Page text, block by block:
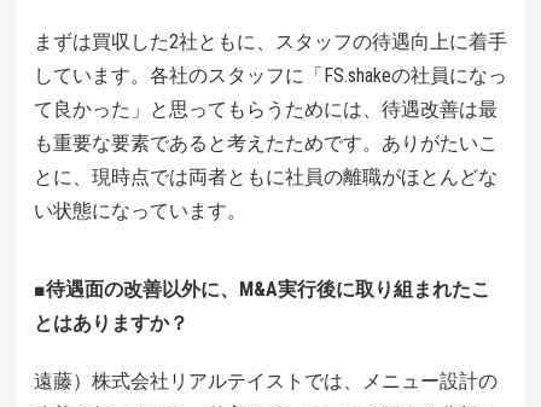
まずは買収した2社ともに、スタッフの待遇向上に着手
しています。各社のスタッフに「FS.shakeの社員になっ
て良かった」と思ってもらうためには、待遇改善は最
も重要な要素であると考えたためです。ありがたいこ
とに、現時点では両者ともに社員の離職がほとんどな
い状態になっています。
■待遇面の改善以外に、M&A実行後に取り組まれたこ
とはありますか？
遠藤）株式会社リアルテイストでは、メニュー設計の